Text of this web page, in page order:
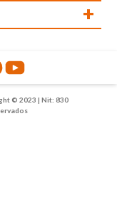
+
© 2023 | Nit: 830